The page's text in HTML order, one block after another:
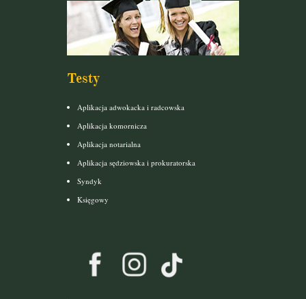
Testy
Aplikacja adwokacka i radcowska
Aplikacja komornicza
Aplikacja notarialna
Aplikacja sędziowska i prokuratorska
Syndyk
Księgowy